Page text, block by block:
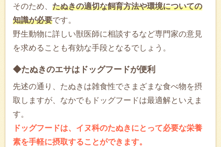
そのため、 たぬきの適切な飼育方法や環境についての
知識が必要です。
野生動物に詳しい獣医師に相談するなど専門家の意見
を求めることも有効な手段となるでしょう。
◆たぬきのエサはドッグフードが便利
先述の通り、たぬきは雑食性でさまざまな食べ物を摂
取しますが、なかでもドッグフードは最適解といえま
す。
ドッグフードは、イヌ科のたぬきにとって必要な栄養
素を手軽に摂取することができます。